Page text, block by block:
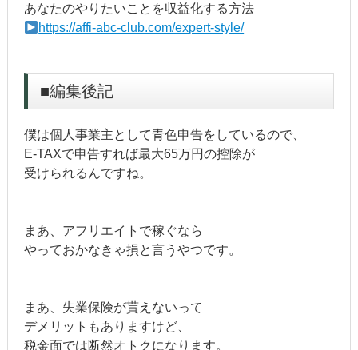
あなたのやりたいことを収益化する方法
https://affi-abc-club.com/expert-style/
■編集後記
僕は個人事業主として青色申告をしているので、
E-TAXで申告すれば最大65万円の控除が
受けられるんですね。
まあ、アフリエイトで稼ぐなら
やっておかなきゃ損と言うやつです。
まあ、失業保険が貰えないって
デメリットもありますけど、
税金面では断然オトクになります。